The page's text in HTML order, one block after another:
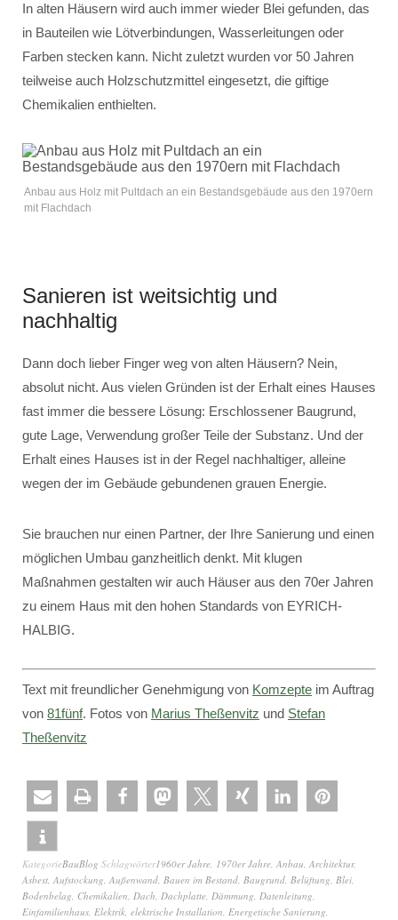
In alten Häusern wird auch immer wieder Blei gefunden, das
in Bauteilen wie Lötverbindungen, Wasserleitungen oder
Farben stecken kann. Nicht zuletzt wurden vor 50 Jahren
teilweise auch Holzschutzmittel eingesetzt, die giftige
Chemikalien enthielten.
Anbau aus Holz mit Pultdach an ein Bestandsgebäude aus den 1970ern
mit Flachdach
Sanieren ist weitsichtig und
nachhaltig
Dann doch lieber Finger weg von alten Häusern? Nein,
absolut nicht. Aus vielen Gründen ist der Erhalt eines Hauses
fast immer die bessere Lösung: Erschlossener Baugrund,
gute Lage, Verwendung großer Teile der Substanz. Und der
Erhalt eines Hauses ist in der Regel nachhaltiger, alleine
wegen der im Gebäude gebundenen grauen Energie.
Sie brauchen nur einen Partner, der Ihre Sanierung und einen
möglichen Umbau ganzheitlich denkt. Mit klugen
Maßnahmen gestalten wir auch Häuser aus den 70er Jahren
zu einem Haus mit den hohen Standards von EYRICH-
HALBIG.
Text mit freundlicher Genehmigung von Komzepte im Auftrag
von 81fünf. Fotos von Marius Theßenvitz und Stefan
Theßenvitz
KategorieBauBlog Schlagwörter1960er Jahre, 1970er Jahre, Anbau, Architektur,
Asbest, Aufstockung, Außenwand, Bauen im Bestand, Baugrund, Belüftung, Blei,
Bodenbelag, Chemikalien, Dach, Dachplatte, Dämmung, Datenleitung,
Einfamilienhaus, Elektrik, elektrische Installation, Energetische Sanierung,